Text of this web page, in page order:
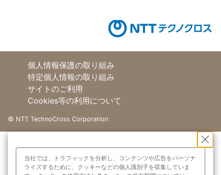
個人情報保護の取り組み
特定個人情報の取り組み
サイトのご利用
Cookies等の利用について
© NTT TechnoCross Corporation
当社では、トラフィックを分析し、コンテンツや広告をパーソナ
ライズするために、クッキーなどの個人識別子を収集していま